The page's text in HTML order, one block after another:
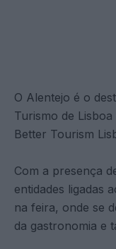
O Alentejo é o
Turismo de Lisboa
Better Tourism
Com a presença
entidades ligadas
na feira, onde se
da gastronomia e